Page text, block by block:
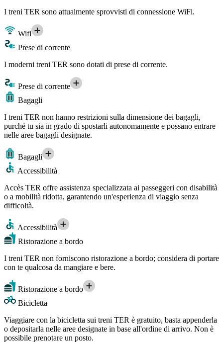
I treni TER sono attualmente sprovvisti di connessione WiFi.
Wifi
Prese di corrente
I moderni treni TER sono dotati di prese di corrente.
Prese di corrente
Bagagli
I treni TER non hanno restrizioni sulla dimensione dei bagagli,
purché tu sia in grado di spostarli autonomamente e possano entrare
nelle aree bagagli designate.
Bagagli
Accessibilità
Accès TER offre assistenza specializzata ai passeggeri con disabilità
o a mobilità ridotta, garantendo un'esperienza di viaggio senza
difficoltà.
Accessibilità
Ristorazione a bordo
I treni TER non forniscono ristorazione a bordo; considera di portare
con te qualcosa da mangiare e bere.
Ristorazione a bordo
Bicicletta
Viaggiare con la bicicletta sui treni TER è gratuito, basta appenderla
o depositarla nelle aree designate in base all'ordine di arrivo. Non è
possibile prenotare un posto.